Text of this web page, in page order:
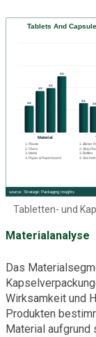
Tabletten- und
Materialanalyse
Das
Wirksamkeit und
Produkten
Material